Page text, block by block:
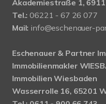
Akademiestraße 1,
Tel.:06221 - 67 26 077
Mail: info@eschenauer-
Eschenauer & Partner
Immobilienmakler
Immobilien Wiesbaden
Wasserrolle 16, 65201